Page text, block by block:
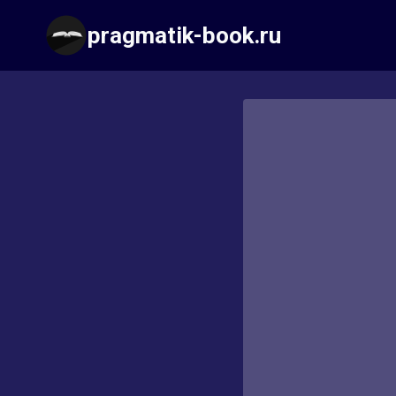
содержимому
pragmatik-book.ru